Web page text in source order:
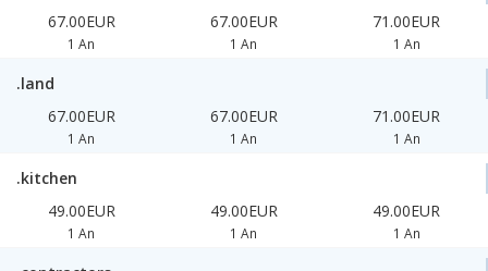
67.00EUR
1 An
67.00EUR
1 An
71.00EUR
1 An
.land
67.00EUR
1 An
67.00EUR
1 An
71.00EUR
1 An
.kitchen
49.00EUR
1 An
49.00EUR
1 An
49.00EUR
1 An